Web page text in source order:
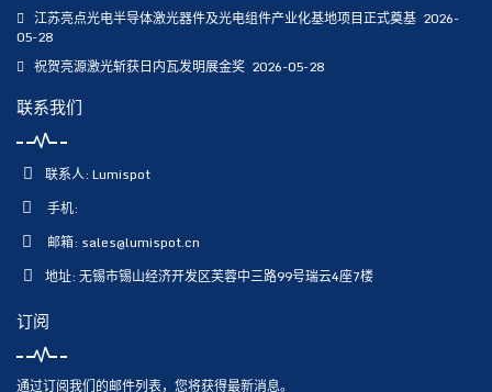
江苏亮点光电半导体激光器件及光电组件产业化基地项目正式奠基 2026-
05-28
祝贺亮源激光斩获日内瓦发明展金奖 2026-05-28
联系我们
联系人: Lumispot
手机:
邮箱: sales@lumispot.cn
地址: 无锡市锡山经济开发区芙蓉中三路99号瑞云4座7楼
订阅
通过订阅我们的邮件列表，您将获得最新消息。